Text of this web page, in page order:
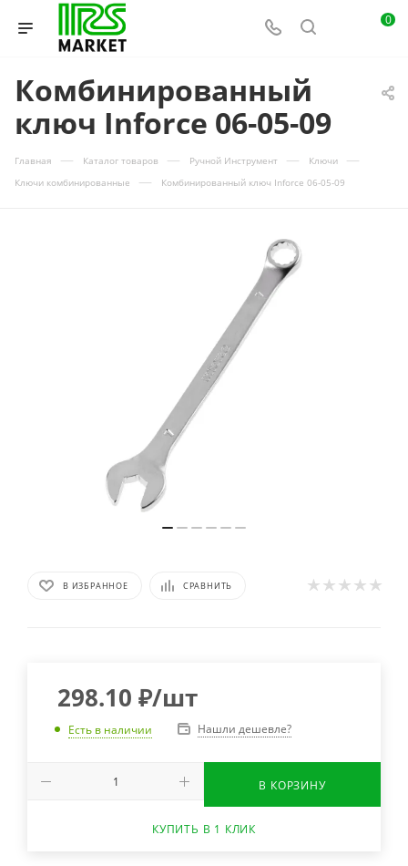
0
Комбинированный
ключ Inforce 06-05-09
Главная — Каталог товаров — Ручной Инструмент — Ключи —
Ключи комбинированные — Комбинированный ключ Inforce 06-05-09
В ИЗБРАННОЕ СРАВНИТЬ
298.10 ₽/шт
Есть в наличии Нашли дешевле?
В КОРЗИНУ
КУПИТЬ В 1 КЛИК